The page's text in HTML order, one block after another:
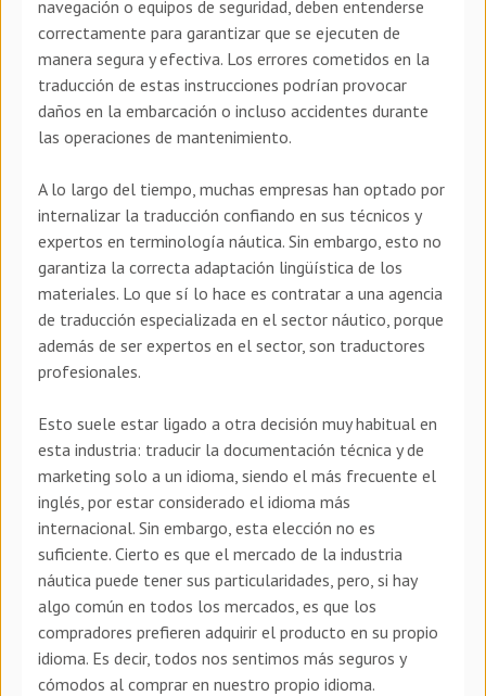
navegación o equipos de seguridad, deben entenderse
correctamente para garantizar que se ejecuten de
manera segura y efectiva. Los errores cometidos en la
traducción de estas instrucciones podrían provocar
daños en la embarcación o incluso accidentes durante
las operaciones de mantenimiento.
A lo largo del tiempo, muchas empresas han optado por
internalizar la traducción confiando en sus técnicos y
expertos en terminología náutica. Sin embargo, esto no
garantiza la correcta adaptación lingüística de los
materiales. Lo que sí lo hace es contratar a una agencia
de traducción especializada en el sector náutico, porque
además de ser expertos en el sector, son traductores
profesionales.
Esto suele estar ligado a otra decisión muy habitual en
esta industria: traducir la documentación técnica y de
marketing solo a un idioma, siendo el más frecuente el
inglés, por estar considerado el idioma más
internacional. Sin embargo, esta elección no es
suficiente. Cierto es que el mercado de la industria
náutica puede tener sus particularidades, pero, si hay
algo común en todos los mercados, es que los
compradores prefieren adquirir el producto en su propio
idioma. Es decir, todos nos sentimos más seguros y
cómodos al comprar en nuestro propio idioma.